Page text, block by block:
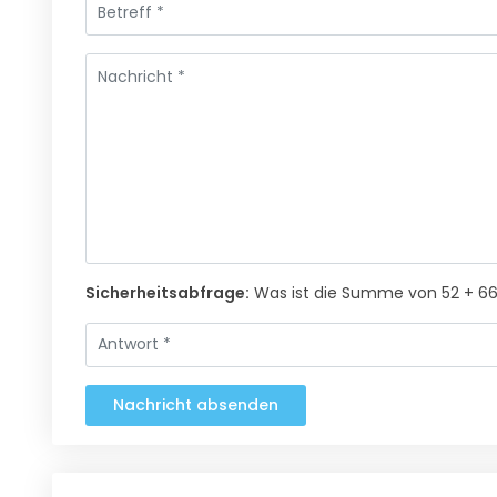
Sicherheitsabfrage: Was ist die Summe von 52 +
Nachricht absenden